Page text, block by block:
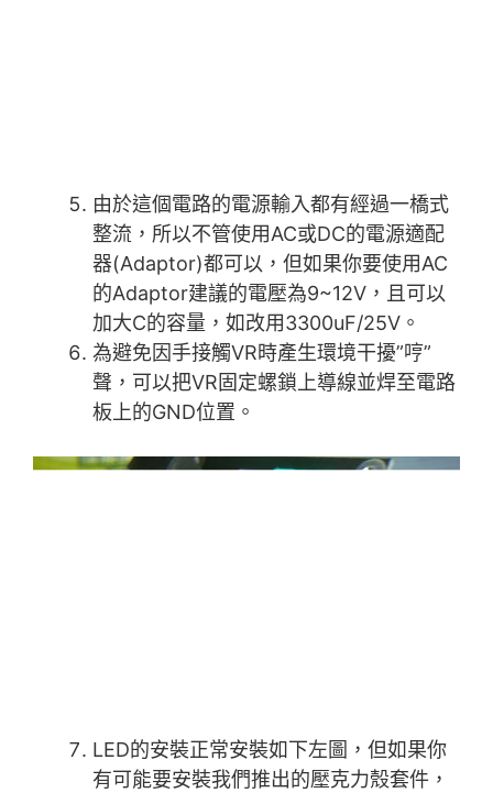
由於這個電路的電源輸入都有經過一橋式
整流，所以不管使用AC或DC的電源適配
器(Adaptor)都可以，但如果你要使用AC
的Adaptor建議的電壓為9~12V，且可以
加大C的容量，如改用3300uF/25V。
為避免因手接觸VR時產生環境干擾”哼”
聲，可以把VR固定螺鎖上導線並焊至電路
板上的GND位置。
LED的安裝正常安裝如下左圖，但如果你
有可能要安裝我們推出的壓克力殼套件，